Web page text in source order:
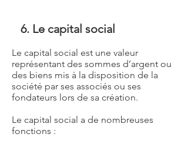
6. Le capital social
Le capital social est une valeur
représentant des sommes d’argent ou
des biens mis à la disposition de la
société par ses associés ou ses
fondateurs lors de sa création.
Le capital social a de nombreuses
fonctions :